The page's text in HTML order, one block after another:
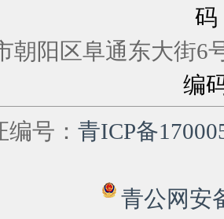
码
朝阳区阜通东大
编
号： 青ICP备
青公网安